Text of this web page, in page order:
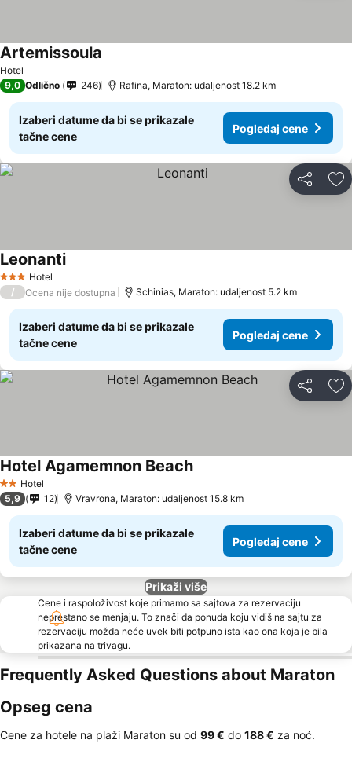
Hotel
Artemissoula
9,0 Odlično 246 Rafina, Maraton: udaljenost 18.2 km
Izaberi datume da bi se prikazale
tačne cene
Pogledaj cene
Deli
3 Zvezdice
Hotel
Leonanti
/ Ocena nije dostupna Schinias, Maraton: udaljenost 5.2 km
Izaberi datume da bi se prikazale
tačne cene
Pogledaj cene
Deli
2 Zvezdice
Hotel
Hotel Agamemnon Beach
5,9 12 Vravrona, Maraton: udaljenost 15.8 km
Izaberi datume da bi se prikazale
tačne cene
Pogledaj cene
Prikaži više
Cene i raspoloživost koje primamo sa sajtova za rezervaciju
neprestano se menjaju. To znači da ponuda koju vidiš na sajtu za
rezervaciju možda neće uvek biti potpuno ista kao ona koja je bila
prikazana na trivagu.
Frequently Asked Questions about Maraton
Opseg cena
Cene za hotele na plaži Maraton su od ‎99 € do ‎188 € za noć.